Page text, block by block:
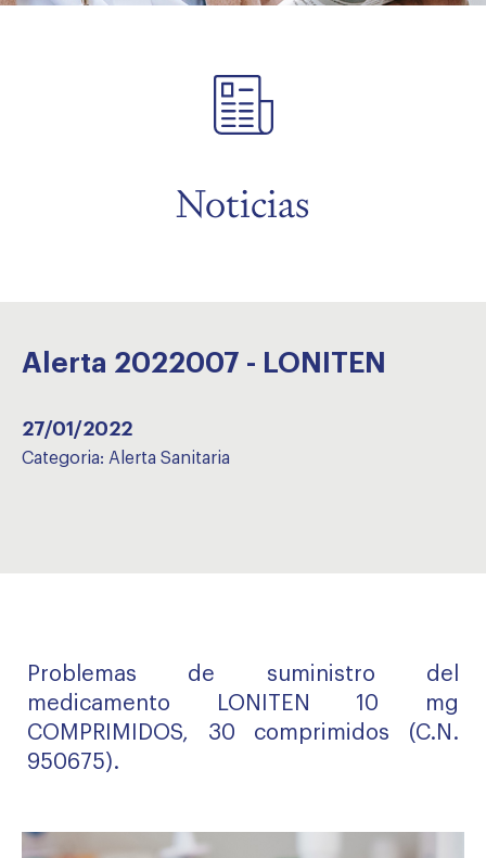
Noticias
Alerta 2022007 - LONITEN
27/01/2022
Categoria: Alerta Sanitaria
Problemas de suministro del
medicamento LONITEN 10 mg
COMPRIMIDOS, 30 comprimidos (C.N.
950675).